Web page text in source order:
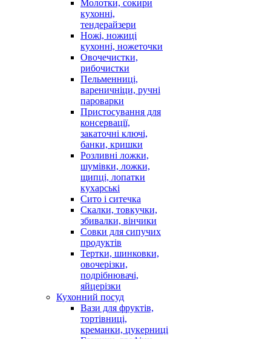
Молотки, сокири
кухонні,
тендерайзери
Ножі, ножиці
кухонні, ножеточки
Овочечистки,
рибочистки
Пельменниці,
вареничніци, ручні
пароварки
Пристосування для
консервації,
закаточні ключі,
банки, кришки
Розливні ложки,
шумівки, ложки,
щипці, лопатки
кухарські
Сито і ситечка
Скалки, товкучки,
збивалки, вінчики
Совки для сипучих
продуктів
Тертки, шинковки,
овочерізки,
подрібнювачі,
яйцерізки
Кухонний посуд
Вази для фруктів,
тортівниці,
креманки, цукерниці